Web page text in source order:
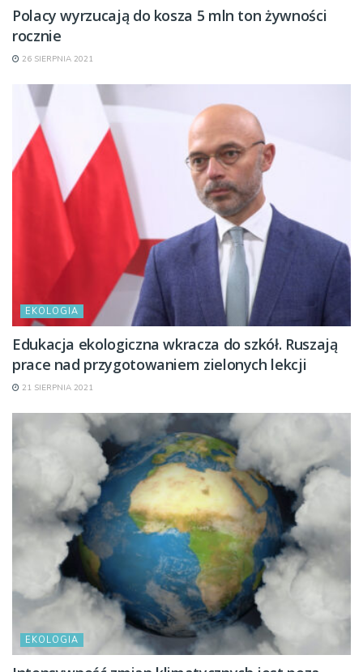
Polacy wyrzucają do kosza 5 mln ton żywności
rocznie
26 SIERPNIA 2021
EKOLOGIA
Edukacja ekologiczna wkracza do szkół. Ruszają
prace nad przygotowaniem zielonych lekcji
21 SIERPNIA 2021
EKOLOGIA